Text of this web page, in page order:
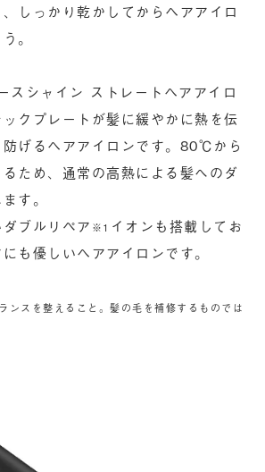
しっかり乾かしてからヘアアイロ
。
スシャイン ストレートヘアアイロ
クプレートが髪に緩やかに熱を伝
防げるヘアアイロンです。80℃から
ため、通常の高熱による髪へのダ
す。
ブルリペア ※1 イオンも搭載してお
も優しいヘアアイロンです。
スを整えること。​髪の毛を補修するものでは